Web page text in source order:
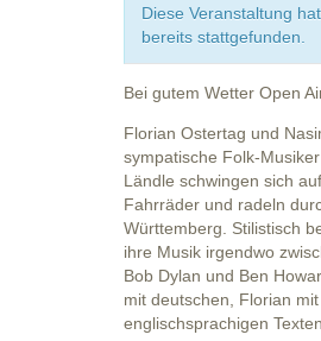
Diese Veranstaltung hat
bereits stattgefunden.
Bei gutem Wetter Open
Florian Ostertag und
sympatische Folk-
Ländle schwingen sich
Fahrräder und radeln
Württemberg. Stilistisch
ihre Musik irgendwo
Bob Dylan und Ben
mit deutschen, Florian mit
englischsprachigen Texten.